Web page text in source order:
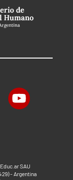
SAU
- Argentina